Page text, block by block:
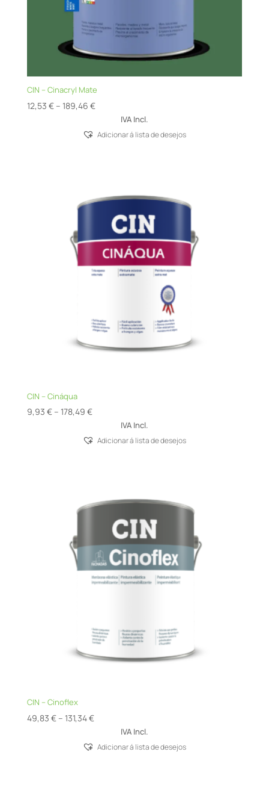
CIN – Cinacryl Mate
12,53 € – 189,46 €Price
12,53 €
IVA Incl.
Adicionar á lista de desejos
CIN – Cináqua
9,93 € – 178,49 €Price
9,93 €
IVA Incl.
Adicionar á lista de desejos
CIN – Cinoflex
49,83 € – 131,34€Price
49,83 €
IVA Incl.
Adicionar á lista de desejos